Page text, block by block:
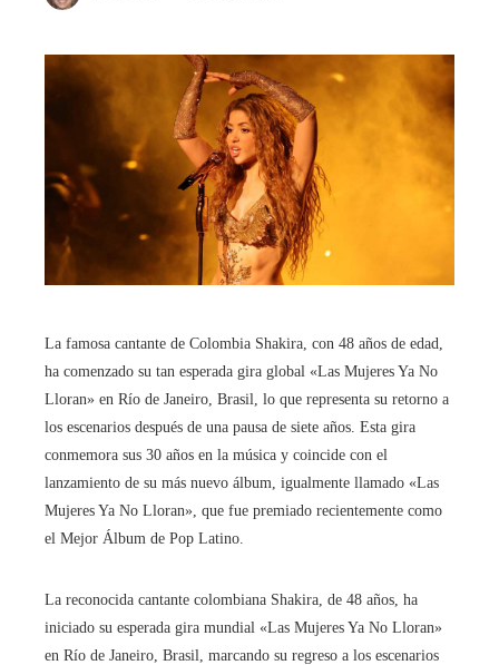
La famosa cantante de Colombia Shakira, con 48 años de edad,
ha comenzado su tan esperada gira global «Las Mujeres Ya No
Lloran» en Río de Janeiro, Brasil, lo que representa su retorno a
los escenarios después de una pausa de siete años. Esta gira
conmemora sus 30 años en la música y coincide con el
lanzamiento de su más nuevo álbum, igualmente llamado «Las
Mujeres Ya No Lloran», que fue premiado recientemente como
el Mejor Álbum de Pop Latino.
La reconocida cantante colombiana Shakira, de 48 años, ha
iniciado su esperada gira mundial «Las Mujeres Ya No Lloran»
en Río de Janeiro, Brasil, marcando su regreso a los escenarios